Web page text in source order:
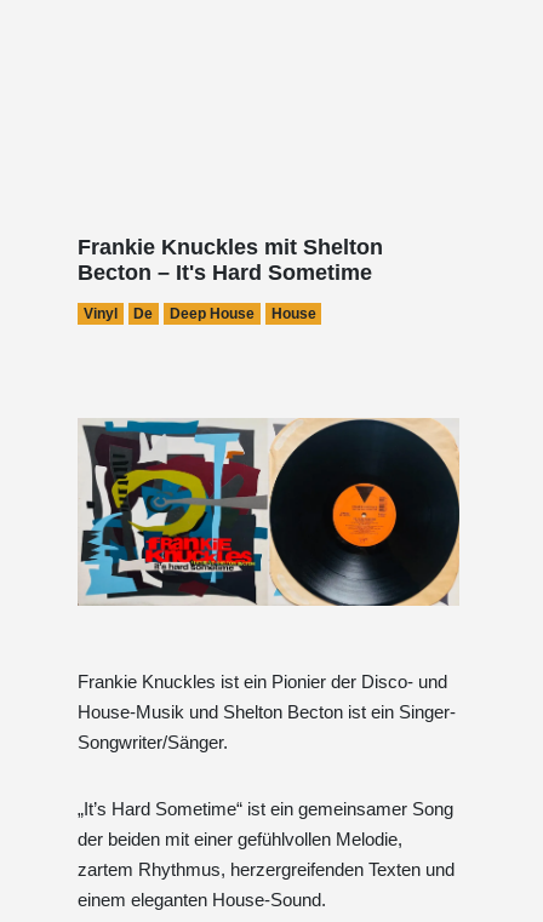
Frankie Knuckles mit Shelton
Becton – It's Hard Sometime
Vinyl De Deep House House
Frankie Knuckles ist ein Pionier der Disco- und
House-Musik und Shelton Becton ist ein Singer-
Songwriter/Sänger.
„It’s Hard Sometime“ ist ein gemeinsamer Song
der beiden mit einer gefühlvollen Melodie,
zartem Rhythmus, herzergreifenden Texten und
einem eleganten House-Sound.